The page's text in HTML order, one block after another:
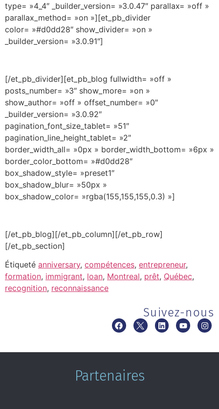
type= »4_4″ _builder_version= »3.0.47″ parallax= »off »
parallax_method= »on »][et_pb_divider
color= »#d0dd28″ show_divider= »on »
_builder_version= »3.0.91″]
[/et_pb_divider][et_pb_blog fullwidth= »off »
posts_number= »3″ show_more= »on »
show_author= »off » offset_number= »0″
_builder_version= »3.0.92″
pagination_font_size_tablet= »51″
pagination_line_height_tablet= »2″
border_width_all= »0px » border_width_bottom= »6px »
border_color_bottom= »#d0dd28″
box_shadow_style= »preset1″
box_shadow_blur= »50px »
box_shadow_color= »rgba(155,155,155,0.3) »]
[/et_pb_blog][/et_pb_column][/et_pb_row]
[/et_pb_section]
Étiqueté anniversary, compétences, entrepreneur,
formation, immigrant, loan, Montreal, prêt, Québec,
recognition, reconnaissance
Suivez-nous
Partenaires